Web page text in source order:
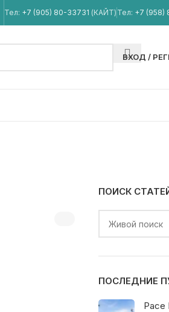
Тел: +7 (905) 80-33731 (КАЙТ) Тел: +7 (958)
ВХОД /
ПОИСК
ПОСЛЕДНИЕ
Pace